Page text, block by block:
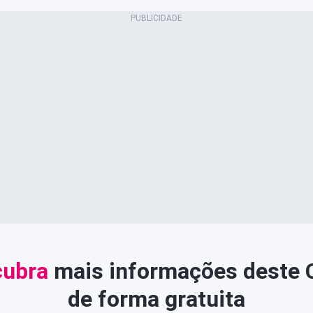
mais informações deste
de forma gratuita